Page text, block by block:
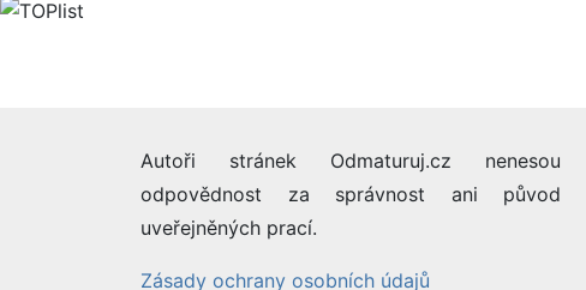
Autoři stránek Odmaturuj.cz nenesou
odpovědnost za správnost ani původ
uveřejněných prací.
Zásady ochrany osobních údajů